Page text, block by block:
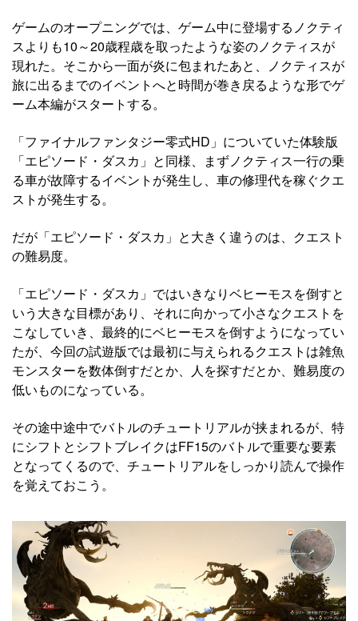
ゲームのオープニングでは、ゲーム中に登場するノクティ
スよりも10～20歳程歳を取ったような姿のノクティスが
現れた。そこから一面が炎に包まれたあと、ノクティスが
旅に出るまでのイベントへと時間が巻き戻るような形でゲ
ーム本編がスタートする。
「ファイナルファンタジー零式HD」についていた体験版
「エピソード・ダスカ」と同様、まずノクティス一行の乗
る車が故障するイベントが発生し、車の修理代を稼ぐクエ
ストが発生する。
だが「エピソード・ダスカ」と大きく違うのは、クエスト
の難易度。
「エピソード・ダスカ」ではいきなりベヒーモスを倒すと
いう大きな目標があり、それに向かって小さなクエストを
こなしていき、最終的にベヒーモスを倒すようになってい
たが、今回の試遊版では最初に与えられるクエストは雑魚
モンスターを数体倒すだとか、人を探すだとか、難易度の
低いものになっている。
その途中途中でバトルのチュートリアルが挟まれるが、特
にシフトとシフトブレイクはFF15のバトルで重要な要素
となってくるので、チュートリアルをしっかり読んで操作
を覚えておこう。